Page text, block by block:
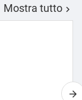
Mostra tutto 